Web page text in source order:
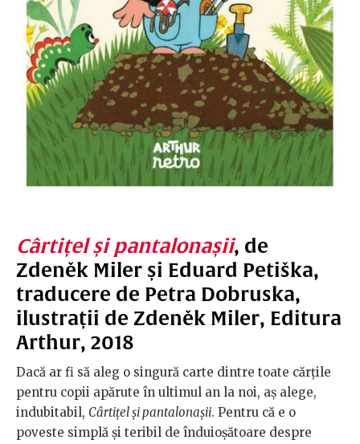
Cârtițel și pantalonașii, de
Zdeněk Miler și Eduard Petiška,
traducere de Petra Dobruska,
ilustrații de Zdeněk Miler, Editura
Arthur, 2018
Dacă ar fi să aleg o singură carte dintre toate cărțile
pentru copii apărute în ultimul an la noi, aș alege,
indubitabil, Cârtițel și pantalonașii. Pentru că e o
poveste simplă și teribil de înduioșătoare despre